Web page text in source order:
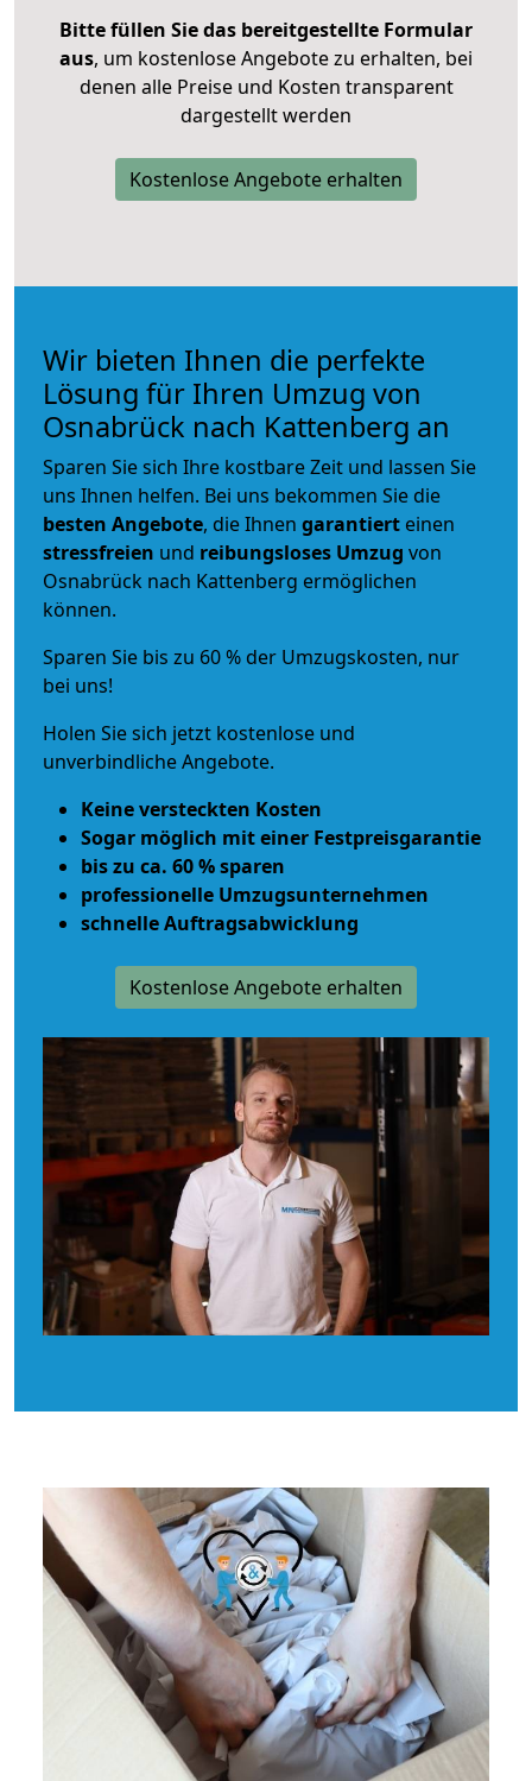
Bitte füllen Sie das bereitgestellte Formular
aus, um kostenlose Angebote zu erhalten, bei
denen alle Preise und Kosten transparent
dargestellt werden
Kostenlose Angebote erhalten
Wir bieten Ihnen die perfekte
Lösung für Ihren Umzug von
Osnabrück nach Kattenberg an
Sparen Sie sich Ihre kostbare Zeit und lassen Sie
uns Ihnen helfen. Bei uns bekommen Sie die
besten Angebote, die Ihnen garantiert einen
stressfreien und reibungsloses Umzug von
Osnabrück nach Kattenberg ermöglichen
können.
Sparen Sie bis zu 60 % der Umzugskosten, nur
bei uns!
Holen Sie sich jetzt kostenlose und
unverbindliche Angebote.
Keine versteckten Kosten
Sogar möglich mit einer Festpreisgarantie
bis zu ca. 60 % sparen
professionelle Umzugsunternehmen
schnelle Auftragsabwicklung
Kostenlose Angebote erhalten